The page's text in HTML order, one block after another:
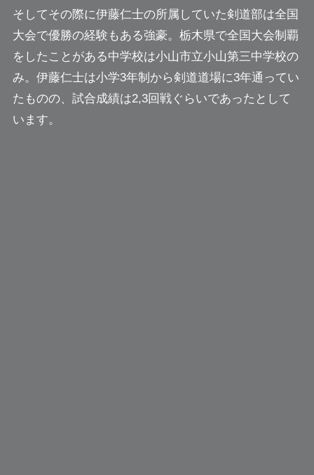
そしてその際に伊藤仁士の所属していた剣道部は全国
大会で優勝の経験もある強豪。栃木県で全国大会制覇
をしたことがある中学校は小山市立小山第三中学校の
み。伊藤仁士は小学3年制から剣道道場に3年通ってい
たものの、試合成績は2,3回戦ぐらいであったとして
います。